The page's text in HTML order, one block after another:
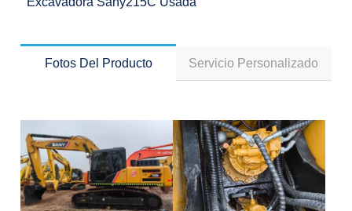
Fotos Del Producto Servicio Personalizado